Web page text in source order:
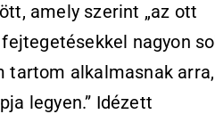
amely szerint „az ott
nagyon
tartom alkalmasnak arra,
legyen.” Idézett